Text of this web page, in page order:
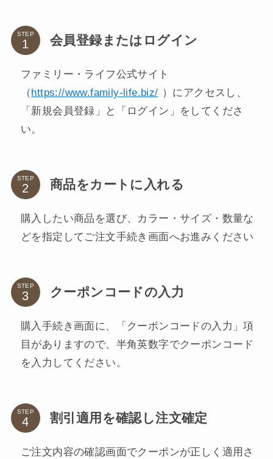
STEP 会員登録またはログイン
ファミリー・ライフ公式サイト
（https://www.family-life.biz/ ）にアクセスし、
「新規会員登録」と「ログイン」をしてくださ
い。
STEP 商品をカートに入れる
購入したい商品を選び、カラー・サイズ・数量な
どを指定してご注文手続き画面へお進みください
STEP クーポンコードの入力
購入手続き画面に、「クーポンコードの入力」項
目がありますので、半角英数字でクーポンコード
を入力してください。
STEP 割引適用を確認し注文確定
ご注文内容の確認画面でクーポンが正しく適用さ